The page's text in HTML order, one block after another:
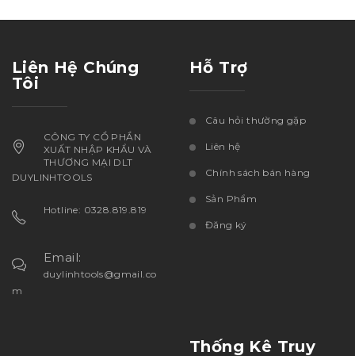
Liên Hệ Chúng
Tôi
CÔNG TY CỔ PHẦN
XUẤT NHẬP KHẨU VÀ
THƯƠNG MẠI DLT
DUYLINHTOOLS
Hotline: 0328.819.819
Email:
duylinhtools@gmail.co
m
Hỗ Trợ
Câu hỏi thường gặp
Liên hệ
Chính sách bán hàng
Sản Phẩm
Đăng ký
Thống Kê Truy